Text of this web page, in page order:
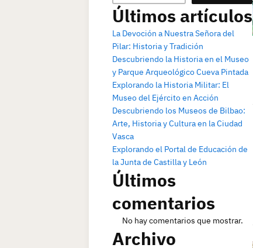
Últimos artículos
La Devoción a Nuestra Señora del
Pilar: Historia y Tradición
Descubriendo la Historia en el Museo
y Parque Arqueológico Cueva Pintada
Explorando la Historia Militar: El
Museo del Ejército en Acción
Descubriendo los Museos de Bilbao:
Arte, Historia y Cultura en la Ciudad
Vasca
Explorando el Portal de Educación de
la Junta de Castilla y León
Últimos
comentarios
No hay comentarios que mostrar.
Archivo